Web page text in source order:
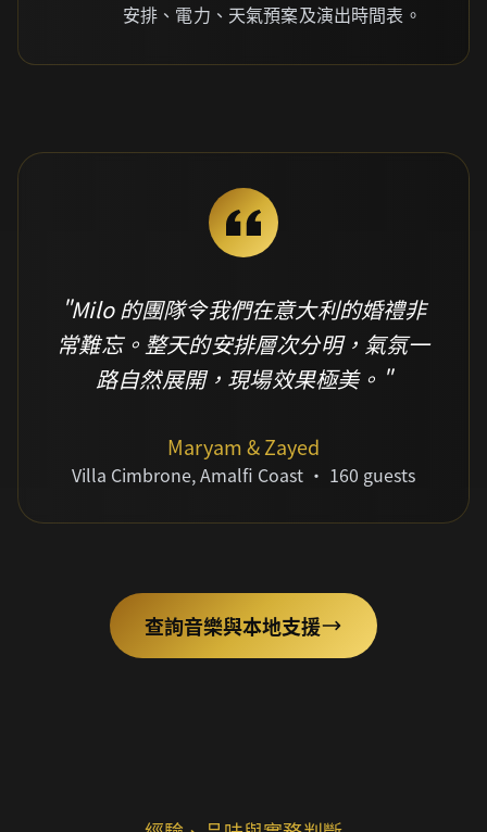
安排、電力、天氣預案及演出時間表。
"Milo 的團隊令我們在意大利的婚禮非
常難忘。整天的安排層次分明，氣氛一
路自然展開，現場效果極美。"
Maryam & Zayed
Villa Cimbrone, Amalfi Coast • 160 guests
查詢音樂與本地支援